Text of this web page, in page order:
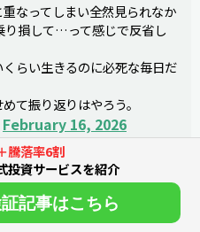
なってしまい全然見られなか
り損して…って感じで反省し
くらい生きるのに必死な毎日だ
て振り返りはやろう。
February 16, 2026
だけでなく、アナウンサー
スイーツ、ディズニーを楽
騰落率6割
投資サービスを紹介
記事はこちら